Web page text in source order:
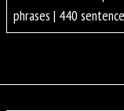
phrases | 440